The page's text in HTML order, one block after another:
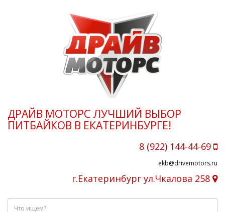
ДРАЙВ МОТОРС ЛУЧШИЙ ВЫБОР
ПИТБАЙКОВ В ЕКАТЕРИНБУРГЕ!
8 (922) 144-44-69
ekb@drivemotors.ru
г.Екатеринбург ул.Чкалова 258